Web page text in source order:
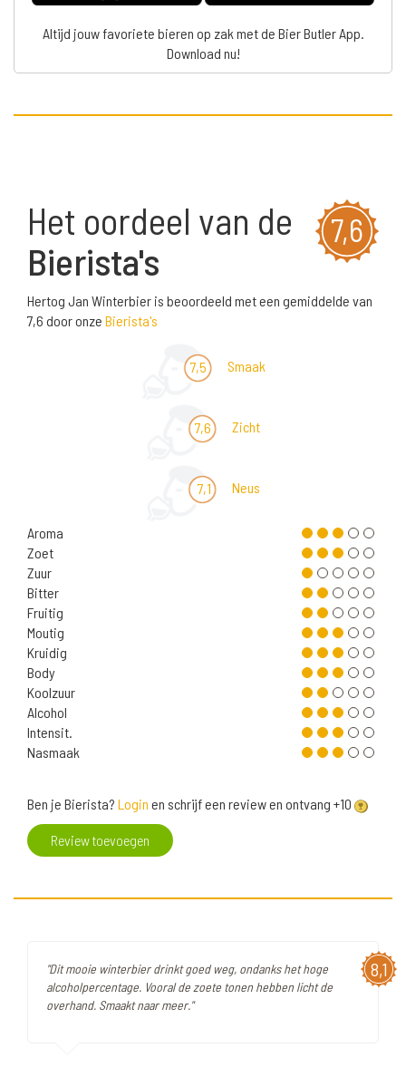
Altijd jouw favoriete bieren op zak met de Bier Butler App.
Download nu!
7,6
Het oordeel van de
Bierista's
Hertog Jan Winterbier is beoordeeld met een gemiddelde van
7,6 door onze Bierista's
7,5 Smaak
7,6 Zicht
7,1 Neus
Aroma
Zoet
Zuur
Bitter
Fruitig
Moutig
Kruidig
Body
Koolzuur
Alcohol
Intensit.
Nasmaak
Ben je Bierista? Login en schrijf een review en ontvang +10
Review toevoegen
8,1
"Dit mooie winterbier drinkt goed weg, ondanks het hoge
alcoholpercentage. Vooral de zoete tonen hebben licht de
overhand. Smaakt naar meer."